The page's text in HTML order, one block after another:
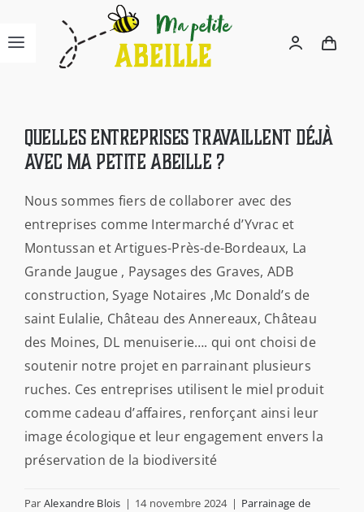
au
Navigation
L’ASSOCIATION
NOUS CONNAÎTRE
LA BOUTIQUE
PARRAINAGE ENTREPRISES
PARRAINAGE
ACTUALITÉS
Quelles entreprises travaillent déjà
avec Ma Petite Abeille ?
Nous sommes fiers de collaborer avec des
entreprises comme Intermarché d’Yvrac et
Montussan et Artigues-Près-de-Bordeaux, La
Grande Jaugue , Paysages des Graves, ADB
construction, Syage Notaires ,Mc Donald’s de
saint Eulalie, Château des Annereaux, Château
des Moines, DL menuiserie…. qui ont choisi de
soutenir notre projet en parrainant plusieurs
ruches. Ces entreprises utilisent le miel produit
comme cadeau d’affaires, renforçant ainsi leur
image écologique et leur engagement envers la
préservation de la biodiversité
Par Alexandre Blois | 14 novembre 2024 | Parrainage de